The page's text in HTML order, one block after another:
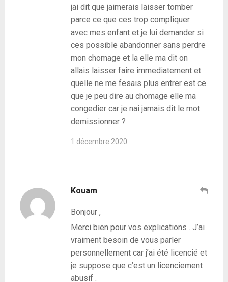
jai dit que jaimerais laisser tomber
parce ce que ces trop compliquer
avec mes enfant et je lui demander si
ces possible abandonner sans perdre
mon chomage et la elle ma dit on
allais laisser faire immediatement et
quelle ne me fesais plus entrer est ce
que je peu dire au chomage elle ma
congedier car je nai jamais dit le mot
demissionner ?
1 décembre 2020
Kouam
Bonjour ,
Merci bien pour vos explications . J’ai
vraiment besoin de vous parler
personnellement car j’ai été licencié et
je suppose que c’est un licenciement
abusif .